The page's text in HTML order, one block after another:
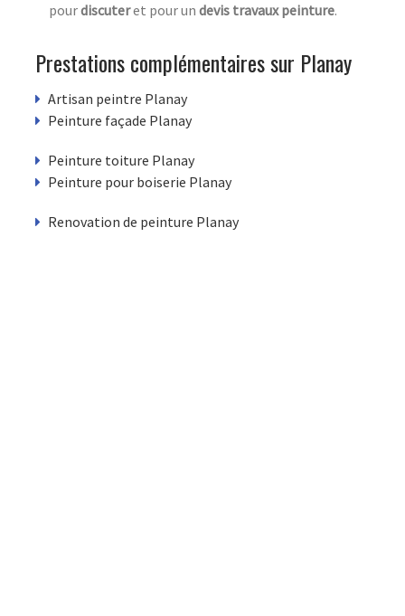
pourdiscuteret pour un devis travaux peinture.
Prestations complémentaires sur Planay
Artisan peintre Planay
Peinture façade Planay
Peinture toiture Planay
Peinture pour boiserie Planay
Renovation de peinture Planay